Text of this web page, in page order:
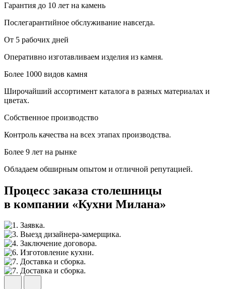
Гарантия до 10 лет на камень
Послегарантийное обслуживание навсегда.
От 5 рабочих дней
Оперативно изготавливаем изделия из камня.
Более 1000 видов камня
Широчайший ассортимент каталога в разных материалах и
цветах.
Собственное производство
Контроль качества на всех этапах производства.
Более 9 лет на рынке
Обладаем обширным опытом и отличной репутацией.
Процесс заказа столешницы
в компании «Кухни Милана»